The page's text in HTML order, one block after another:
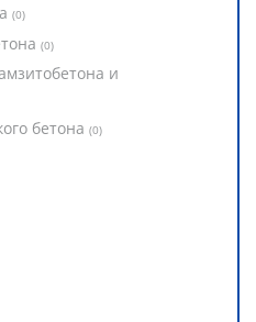
(0)
(0)
и
бетона (0)